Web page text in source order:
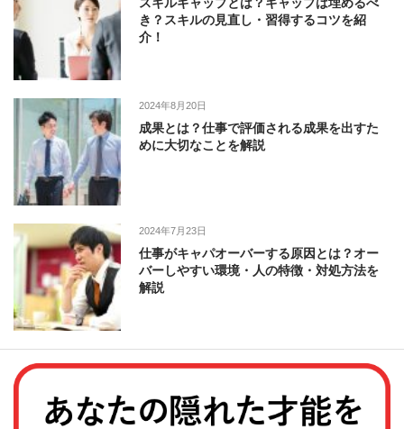
き？スキルの見直し・習得するコツを紹
介！
2024年8月20日
成果とは？仕事で評価される成果を出すた
めに大切なことを解説
2024年7月23日
仕事がキャパオーバーする原因とは？オー
バーしやすい環境・人の特徴・対処方法を
解説